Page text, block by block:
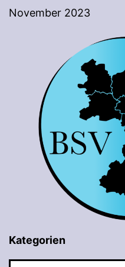
November 2023
Kategorien